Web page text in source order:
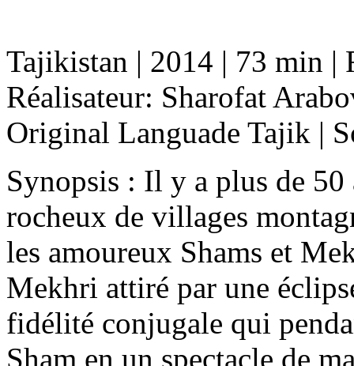
Tajikistan | 2014 | 73 min |
Réalisateur: Sharofat
Original Languade Tajik |
Synopsis : Il y a plus de 50
rocheux de villages
les amoureux Shams et
Mekhri attiré par une
fidélité conjugale qui
Sham en un spectacle de